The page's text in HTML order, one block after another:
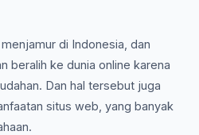
di Indonesia, dan
beralih ke dunia online karena
Dan hal tersebut juga
situs web, yang banyak